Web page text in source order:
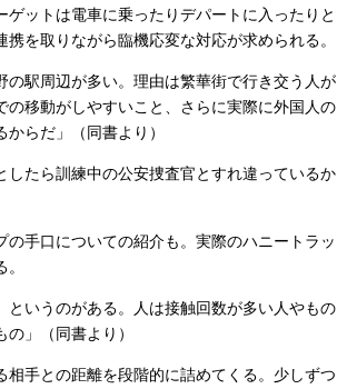
ットは電車に乗ったりデパートに入ったりと
を取りながら臨機応変な対応が求められる。
の駅周辺が多い。理由は繁華街で行き交う人が
移動がしやすいこと、さらに実際に外国人の
らだ」（同書より）
たら訓練中の公安捜査官とすれ違っているか
手口についての紹介も。実際のハニートラッ
というのがある。人は接触回数が多い人やもの
」（同書より）
手との距離を段階的に詰めてくる。少しずつ